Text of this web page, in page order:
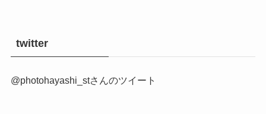
twitter
@photohayashi_stさんのツイート